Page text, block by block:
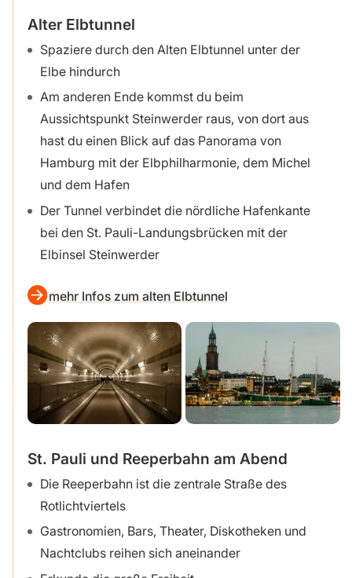
Alter Elbtunnel
Spaziere durch den Alten Elbtunnel unter der
Elbe hindurch
Am anderen Ende kommst du beim
Aussichtspunkt Steinwerder raus, von dort aus
hast du einen Blick auf das Panorama von
Hamburg mit der Elbphilharmonie, dem Michel
und dem Hafen
Der Tunnel verbindet die nördliche Hafenkante
bei den St. Pauli-Landungsbrücken mit der
Elbinsel Steinwerder
mehr Infos zum alten Elbtunnel
St. Pauli und Reeperbahn am Abend
Die Reeperbahn ist die zentrale Straße des
Rotlichtviertels
Gastronomien, Bars, Theater, Diskotheken und
Nachtclubs reihen sich aneinander